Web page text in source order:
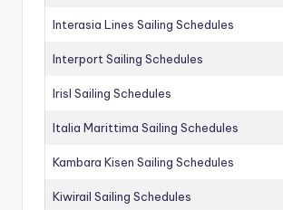
Interasia Lines Sailing Schedules
Interport Sailing Schedules
Irisl Sailing Schedules
Italia Marittima Sailing Schedules
Kambara Kisen Sailing Schedules
Kiwirail Sailing Schedules